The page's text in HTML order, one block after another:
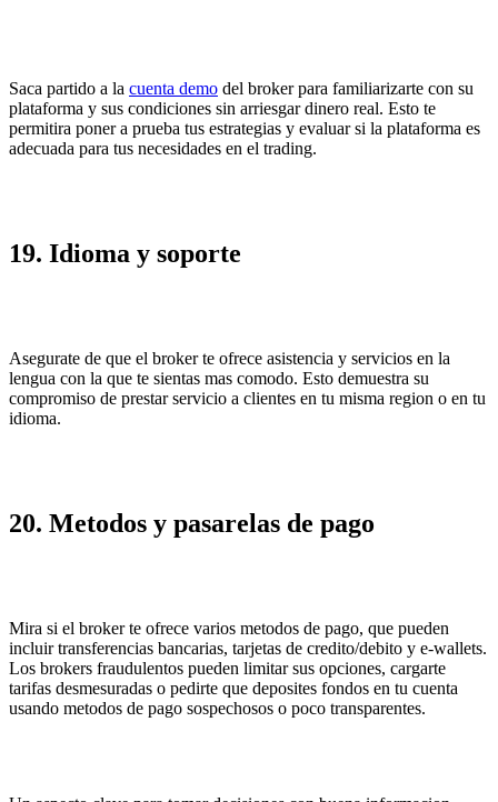
Saca partido a la cuenta demo del broker para familiarizarte con su
plataforma y sus condiciones sin arriesgar dinero real. Esto te
permitira poner a prueba tus estrategias y evaluar si la plataforma es
adecuada para tus necesidades en el trading.
19. Idioma y soporte
Asegurate de que el broker te ofrece asistencia y servicios en la
lengua con la que te sientas mas comodo. Esto demuestra su
compromiso de prestar servicio a clientes en tu misma region o en tu
idioma.
20. Metodos y pasarelas de pago
Mira si el broker te ofrece varios metodos de pago, que pueden
incluir transferencias bancarias, tarjetas de credito/debito y e-wallets.
Los brokers fraudulentos pueden limitar sus opciones, cargarte
tarifas desmesuradas o pedirte que deposites fondos en tu cuenta
usando metodos de pago sospechosos o poco transparentes.